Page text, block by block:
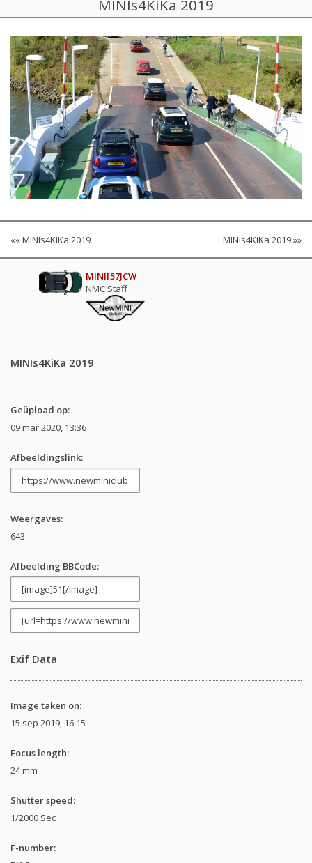
MINIs4KiKa 2019
«« MINIs4KiKa 2019 MINIs4KiKa 2019 »»
MINIf57JCW
NMC Staff
MINIs4KiKa 2019
Geüpload op:
09 mar 2020, 13:36
Afbeeldingslink:
Weergaves:
643
Afbeelding BBCode:
Exif Data
Image taken on:
15 sep 2019, 16:15
Focus length:
24 mm
Shutter speed:
1/2000 Sec
F-number: